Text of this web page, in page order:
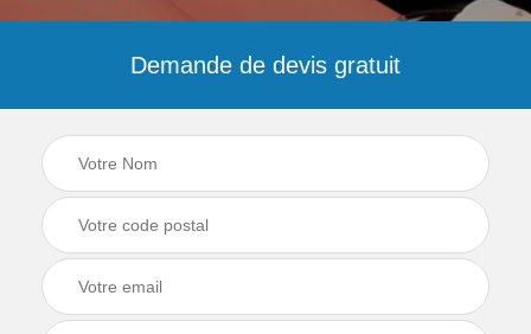
Demande de devis gratuit